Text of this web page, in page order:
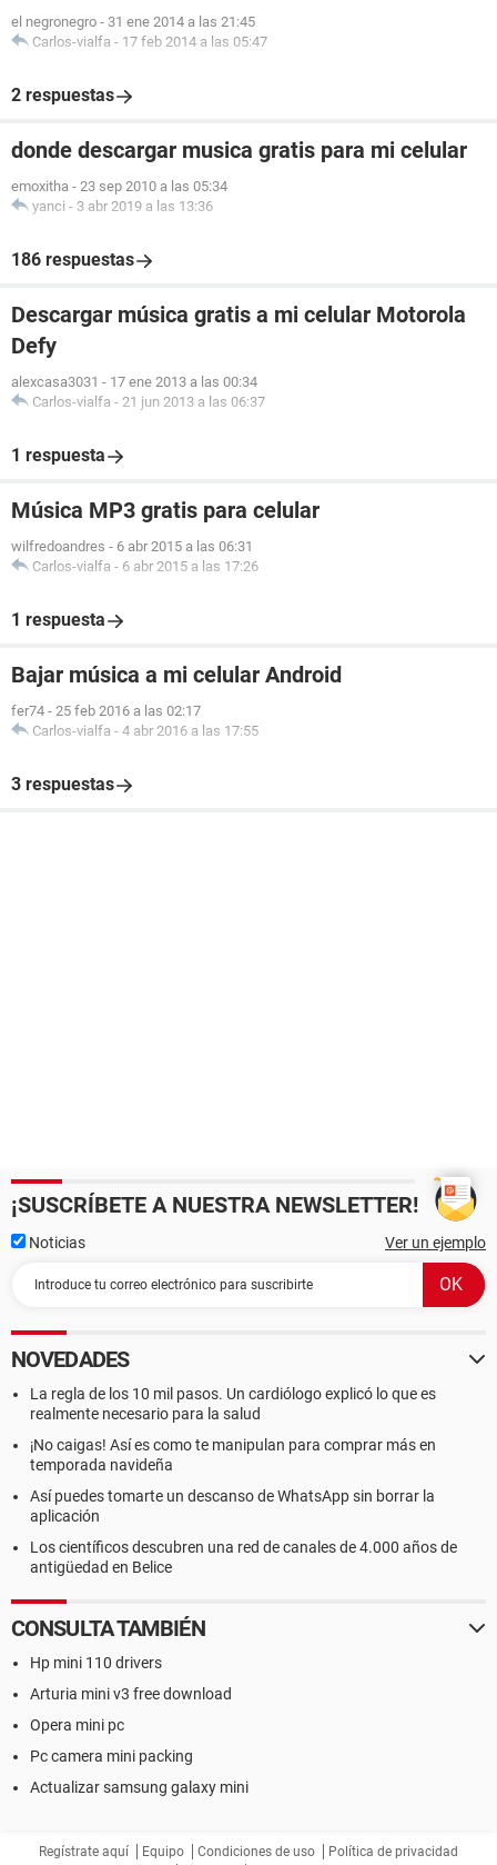
el negronegro - 31 ene 2014 a las 21:45
Carlos-vialfa - 17 feb 2014 a las 05:47
2 respuestas
donde descargar musica gratis para mi celular
emoxitha - 23 sep 2010 a las 05:34
yanci - 3 abr 2019 a las 13:36
186 respuestas
Descargar música gratis a mi celular Motorola
Defy
alexcasa3031 - 17 ene 2013 a las 00:34
Carlos-vialfa - 21 jun 2013 a las 06:37
1 respuesta
Música MP3 gratis para celular
wilfredoandres - 6 abr 2015 a las 06:31
Carlos-vialfa - 6 abr 2015 a las 17:26
1 respuesta
Bajar música a mi celular Android
fer74 - 25 feb 2016 a las 02:17
Carlos-vialfa - 4 abr 2016 a las 17:55
3 respuestas
¡SUSCRÍBETE A NUESTRA NEWSLETTER!
Noticias Ver un ejemplo
NOVEDADES
La regla de los 10 mil pasos. Un cardiólogo explicó lo que es
realmente necesario para la salud
¡No caigas! Así es como te manipulan para comprar más en
temporada navideña
Así puedes tomarte un descanso de WhatsApp sin borrar la
aplicación
Los científicos descubren una red de canales de 4.000 años de
antigüedad en Belice
CONSULTA TAMBIÉN
Hp mini 110 drivers
Arturia mini v3 free download
Opera mini pc
Pc camera mini packing
Actualizar samsung galaxy mini
Regístrate aquí Equipo Condiciones de uso
Política de privacidad